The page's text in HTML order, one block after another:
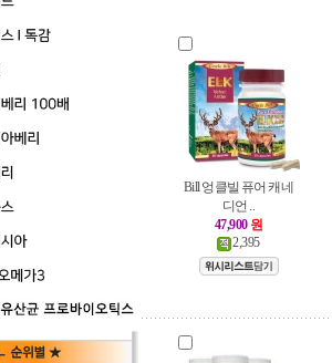
Bill 엉클빌 퓨어 캐네
디언 ..
47,900 원
2,395